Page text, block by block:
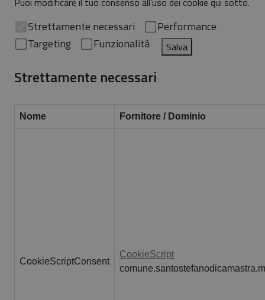
Strettamente necessari
Performance
Targeting
Funzionalità Salva
Strettamente necessari
Nome Fornitore / Dominio
CookieScriptConsent
CookieScript